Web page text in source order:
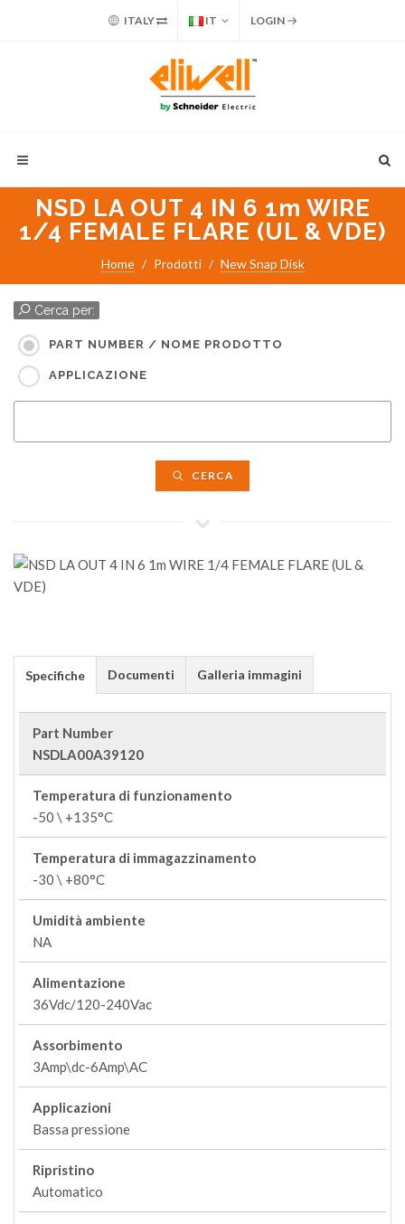
ITALY IT LOGIN
NSD LA OUT 4 IN 6 1m WIRE
1/4 FEMALE FLARE (UL & VDE)
Home Prodotti New Snap Disk
Cerca per:
PART NUMBER / NOME PRODOTTO
APPLICAZIONE
CERCA
Specifiche Documenti Galleria immagini
Part Number
NSDLA00A39120
Temperatura di funzionamento
-50 \ +135°C
Temperatura di immagazzinamento
-30 \ +80°C
Umidità ambiente
NA
Alimentazione
36Vdc/120-240Vac
Assorbimento
3Amp\dc-6Amp\AC
Applicazioni
Bassa pressione
Ripristino
Automatico